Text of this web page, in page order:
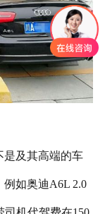
是及其高端的车
如奥迪A6L 2.0